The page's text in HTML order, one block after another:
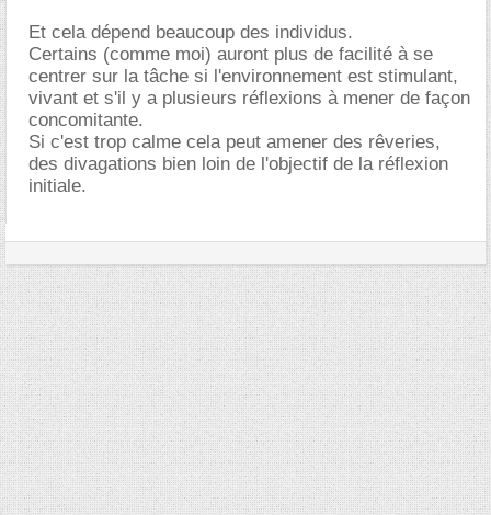
Et cela dépend beaucoup des individus.
Certains (comme moi) auront plus de facilité à se
centrer sur la tâche si l'environnement est stimulant,
vivant et s'il y a plusieurs réflexions à mener de façon
concomitante.
Si c'est trop calme cela peut amener des rêveries,
des divagations bien loin de l'objectif de la réflexion
initiale.